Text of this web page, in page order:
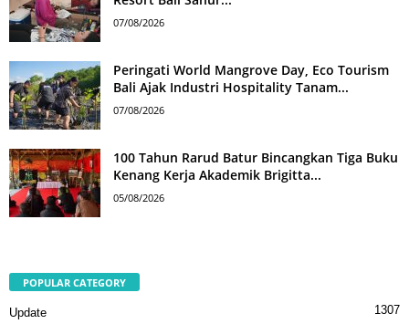
07/08/2026
Peringati World Mangrove Day, Eco Tourism
Bali Ajak Industri Hospitality Tanam...
07/08/2026
100 Tahun Rarud Batur Bincangkan Tiga Buku
Kenang Kerja Akademik Brigitta...
05/08/2026
POPULAR CATEGORY
Update 1307